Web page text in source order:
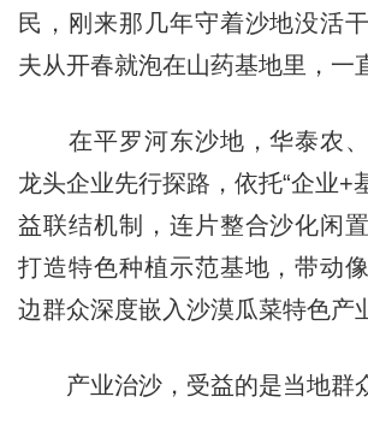
民，刚来那几年守着沙地没活
夫从开春就泡在山药基地里，一
在平罗河东沙地，华泰农、
龙头企业先行探路，依托“企业+
益联结机制，连片整合沙化闲
打造特色种植示范基地，带动
边群众深度嵌入沙漠瓜菜特色产
产业治沙，受益的是当地群